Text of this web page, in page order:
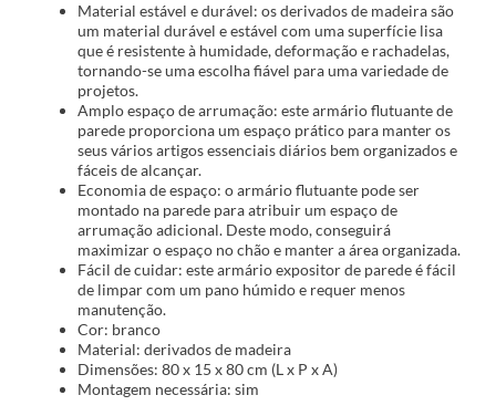
Material estável e durável: os derivados de madeira são
um material durável e estável com uma superfície lisa
que é resistente à humidade, deformação e rachadelas,
tornando-se uma escolha fiável para uma variedade de
projetos.
Amplo espaço de arrumação: este armário flutuante de
parede proporciona um espaço prático para manter os
seus vários artigos essenciais diários bem organizados e
fáceis de alcançar.
Economia de espaço: o armário flutuante pode ser
montado na parede para atribuir um espaço de
arrumação adicional. Deste modo, conseguirá
maximizar o espaço no chão e manter a área organizada.
Fácil de cuidar: este armário expositor de parede é fácil
de limpar com um pano húmido e requer menos
manutenção.
Cor: branco
Material: derivados de madeira
Dimensões: 80 x 15 x 80 cm (L x P x A)
Montagem necessária: sim